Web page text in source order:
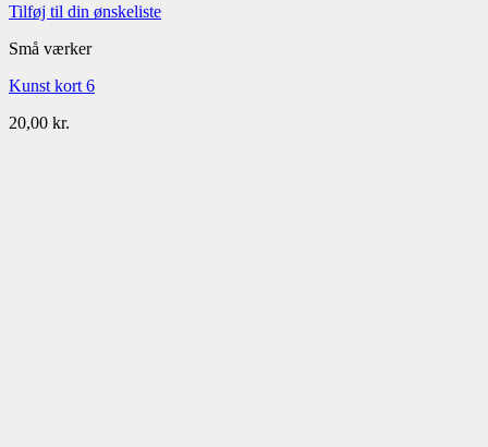
Tilføj til din ønskeliste
Små værker
Kunst kort 6
20,00 kr.